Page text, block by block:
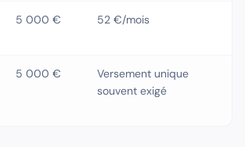
5 000 € 52 €/mois
5 000 €
Versement unique
souvent exigé